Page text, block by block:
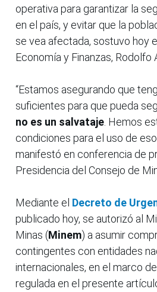
operativa para garantizar la
en el país, y evitar que la
se vea afectada, sostuvo hoy
Economía y Finanzas, Rodolfo
“Estamos asegurando que
suficientes para que pueda
no es un salvataje . Hemos
condiciones para el uso de
manifestó en conferencia de
Presidencia del Consejo de
Mediante el Decreto de
publicado hoy, se autorizó al
Minas (Minem) a asumir
contingentes con entidades
internacionales, en el marco
regulada en el presente